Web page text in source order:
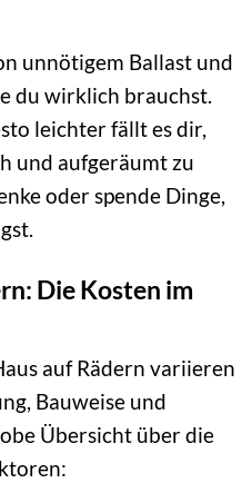
unnötigem Ballast und
du wirklich brauchst.
leichter fällt es dir,
und aufgeräumt zu
oder spende Dinge,
Die Kosten im
auf Rädern variieren
Bauweise und
Übersicht über die